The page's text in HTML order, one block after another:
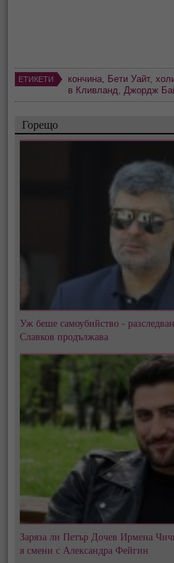
ЕТИКЕТИ кончина, Бети Уайт,
в Кливланд,Джордж
Горещо
Уж беше самоубийство -
Славков продължава
Заряза ли Петър Дочев Ирмена
я смени с Александра Фейгин